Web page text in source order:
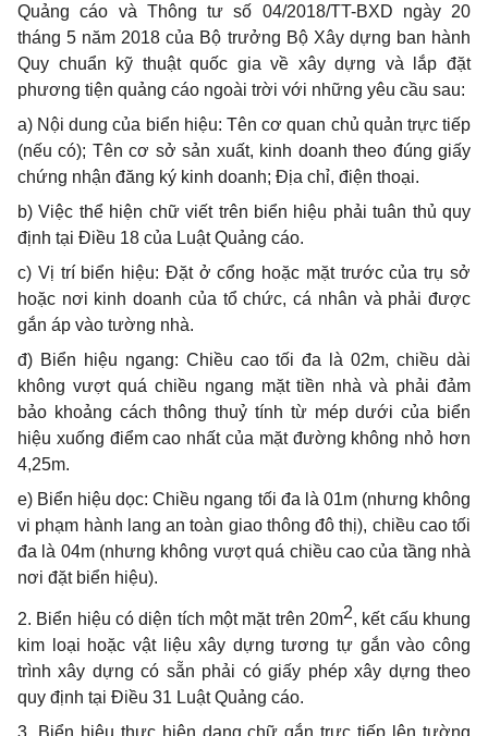
Quảng cáo và Thông tư số 04/2018/TT-BXD ngày 20
tháng 5 năm 2018 của Bộ trưởng Bộ Xây dựng ban hành
Quy chuẩn kỹ thuật quốc gia về xây dựng và lắp đặt
phương tiện quảng cáo ngoài trời với những yêu cầu sau:
a) Nội dung của biển hiệu: Tên cơ quan chủ quản trực tiếp
(nếu có); Tên cơ sở sản xuất, kinh doanh theo đúng giấy
chứng nhận đăng ký kinh doanh; Địa chỉ, điện thoại.
b) Việc thể hiện chữ viết trên biển hiệu phải tuân thủ quy
định tại Điều 18 của Luật Quảng cáo.
c) Vị trí biển hiệu: Đặt ở cổng hoặc mặt trước của trụ sở
hoặc nơi kinh doanh của tổ chức, cá nhân và phải được
gắn áp vào tường nhà.
đ) Biển hiệu ngang: Chiều cao tối đa là 02m, chiều dài
không vượt quá chiều ngang mặt tiền nhà và phải đảm
bảo khoảng cách thông thuỷ tính từ mép dưới của biển
hiệu xuống điểm cao nhất của mặt đường không nhỏ hơn
4,25m.
e) Biển hiệu dọc: Chiều ngang tối đa là 01m (nhưng không
vi phạm hành lang an toàn giao thông đô thị), chiều cao tối
đa là 04m (nhưng không vượt quá chiều cao của tầng nhà
nơi đặt biển hiệu).
2. Biển hiệu có diện tích một mặt trên 20m2, kết cấu khung
kim loại hoặc vật liệu xây dựng tương tự gắn vào công
trình xây dựng có sẵn phải có giấy phép xây dựng theo
quy định tại Điều 31 Luật Quảng cáo.
3. Biển hiệu thực hiện dạng chữ gắn trực tiếp lên tường